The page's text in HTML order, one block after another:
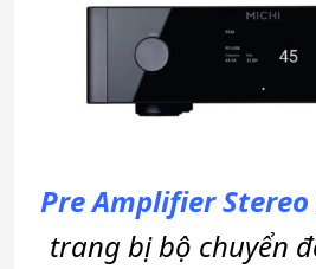
Pre Amplifier Stereo
trang bị bộ chuyển